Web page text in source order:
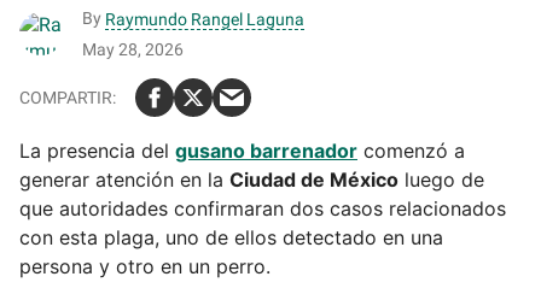
By Raymundo Rangel Laguna
May 28, 2026
La presencia del gusano barrenador comenzó a
generar atención en la Ciudad de México luego de
que autoridades confirmaran dos casos relacionados
con esta plaga, uno de ellos detectado en una
persona y otro en un perro.